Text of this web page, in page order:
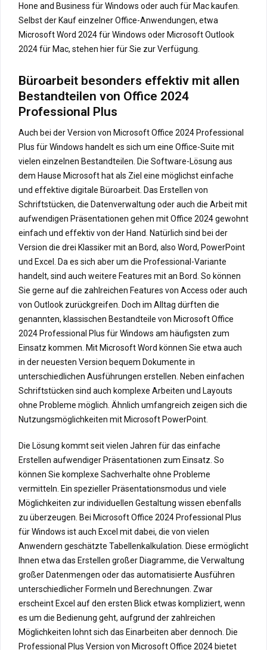
Hone and Business für Windows oder auch für Mac kaufen.
Selbst der Kauf einzelner Office-Anwendungen, etwa
Microsoft Word 2024 für Windows oder Microsoft Outlook
2024 für Mac, stehen hier für Sie zur Verfügung.
Büroarbeit besonders effektiv mit allen
Bestandteilen von Office 2024
Professional Plus
Auch bei der Version von Microsoft Office 2024 Professional
Plus für Windows handelt es sich um eine Office-Suite mit
vielen einzelnen Bestandteilen. Die Software-Lösung aus
dem Hause Microsoft hat als Ziel eine möglichst einfache
und effektive digitale Büroarbeit. Das Erstellen von
Schriftstücken, die Datenverwaltung oder auch die Arbeit mit
aufwendigen Präsentationen gehen mit Office 2024 gewohnt
einfach und effektiv von der Hand. Natürlich sind bei der
Version die drei Klassiker mit an Bord, also Word, PowerPoint
und Excel. Da es sich aber um die Professional-Variante
handelt, sind auch weitere Features mit an Bord. So können
Sie gerne auf die zahlreichen Features von Access oder auch
von Outlook zurückgreifen. Doch im Alltag dürften die
genannten, klassischen Bestandteile von Microsoft Office
2024 Professional Plus für Windows am häufigsten zum
Einsatz kommen. Mit Microsoft Word können Sie etwa auch
in der neuesten Version bequem Dokumente in
unterschiedlichen Ausführungen erstellen. Neben einfachen
Schriftstücken sind auch komplexe Arbeiten und Layouts
ohne Probleme möglich. Ähnlich umfangreich zeigen sich die
Nutzungsmöglichkeiten mit Microsoft PowerPoint.
Die Lösung kommt seit vielen Jahren für das einfache
Erstellen aufwendiger Präsentationen zum Einsatz. So
können Sie komplexe Sachverhalte ohne Probleme
vermitteln. Ein spezieller Präsentationsmodus und viele
Möglichkeiten zur individuellen Gestaltung wissen ebenfalls
zu überzeugen. Bei Microsoft Office 2024 Professional Plus
für Windows ist auch Excel mit dabei, die von vielen
Anwendern geschätzte Tabellenkalkulation. Diese ermöglicht
Ihnen etwa das Erstellen großer Diagramme, die Verwaltung
großer Datenmengen oder das automatisierte Ausführen
unterschiedlicher Formeln und Berechnungen. Zwar
erscheint Excel auf den ersten Blick etwas kompliziert, wenn
es um die Bedienung geht, aufgrund der zahlreichen
Möglichkeiten lohnt sich das Einarbeiten aber dennoch. Die
Professional Plus Version von Microsoft Office 2024 bietet